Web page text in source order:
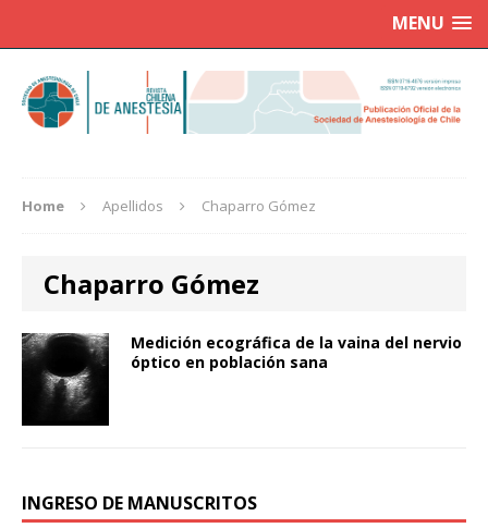
MENU
Home Apellidos Chaparro Gómez
Chaparro Gómez
Medición ecográfica de la vaina del nervio
óptico en población sana
INGRESO DE MANUSCRITOS